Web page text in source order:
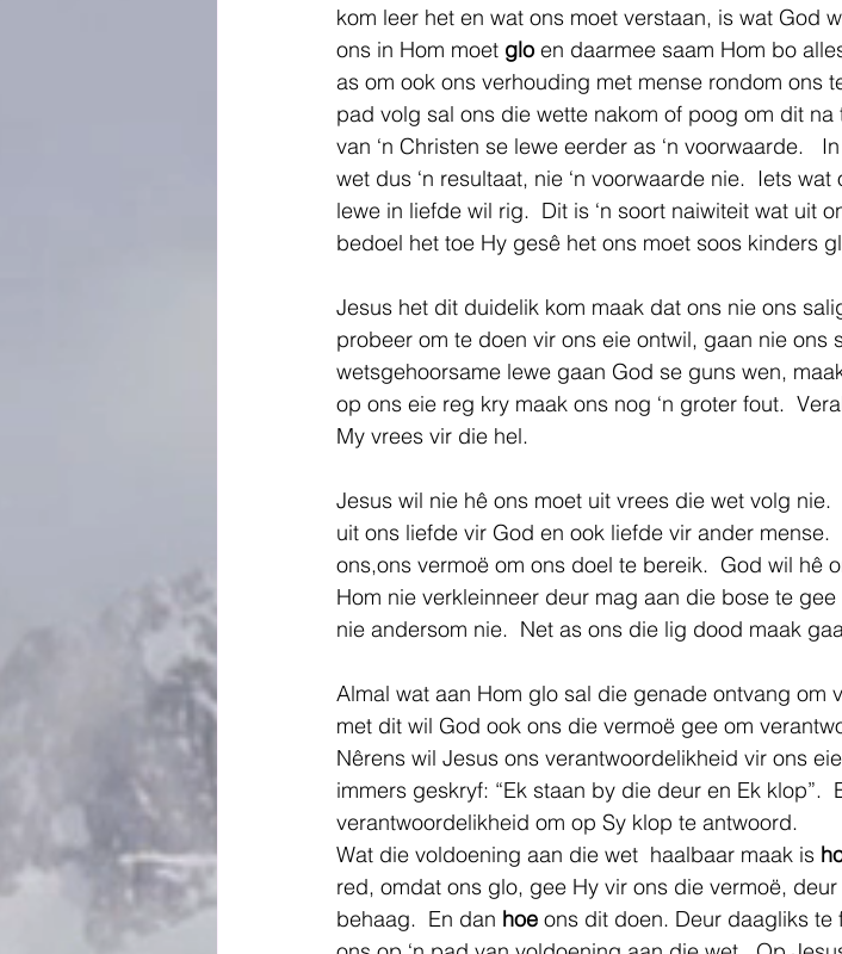
kom leer het en wat ons moet verstaan, is wat God
ons in Hom moet glo en daarmee saam Hom bo
as om ook ons verhouding met mense rondom ons
pad volg sal ons die wette nakom of poog om dit na
van ‘n Christen se lewe eerder as ‘n voorwaarde.
wet dus ‘n resultaat, nie ‘n voorwaarde nie.  Iets
lewe in liefde wil rig.  Dit is ‘n soort naiwiteit wat uit
bedoel het toe Hy gesê het ons moet soos kinders
Jesus het dit duidelik kom maak dat ons nie ons
probeer om te doen vir ons eie ontwil, gaan nie ons
wetsgehoorsame lewe gaan God se guns wen,
op ons eie reg kry maak ons nog ‘n groter fout.
My vrees vir die hel.
Jesus wil nie hê ons moet uit vrees die wet volg
uit ons liefde vir God en ook liefde vir ander mense.
ons,ons vermoë om ons doel te bereik.  God wil hê
Hom nie verkleinneer deur mag aan die bose te
nie andersom nie.  Net as ons die lig dood maak
Almal wat aan Hom glo sal die genade ontvang om
met dit wil God ook ons die vermoë gee om
Nêrens wil Jesus ons verantwoordelikheid vir ons
immers geskryf: “Ek staan by die deur en Ek klop”.
verantwoordelikheid om op Sy klop te antwoord.
Wat die voldoening aan die wet  haalbaar maak is
red, omdat ons glo, gee Hy vir ons die vermoë,
behaag.  En dan hoe ons dit doen. Deur daagliks te